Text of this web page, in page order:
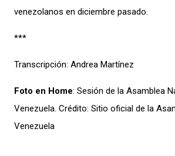
venezolanos en diciembre pasado.
***
Transcripción: Andrea Martínez
Foto en Home: Sesión de la Asamblea
Venezuela. Crédito: Sitio oficial de la
Venezuela